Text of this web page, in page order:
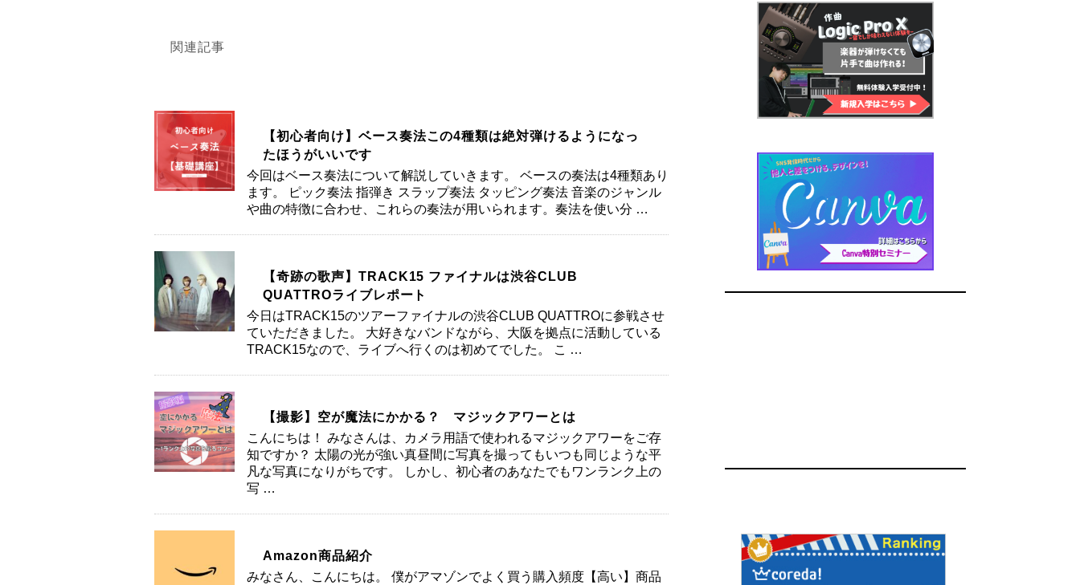
関連記事
【初心者向け】ベース奏法この4種類は絶対弾けるようになっ
たほうがいいです
今回はベース奏法について解説していきます。 ベースの奏法は4種類あり
ます。 ピック奏法 指弾き スラップ奏法 タッピング奏法 音楽のジャンル
や曲の特徴に合わせ、これらの奏法が用いられます。奏法を使い分 …
【奇跡の歌声】TRACK15 ファイナルは渋谷CLUB
QUATTROライブレポート
今日はTRACK15のツアーファイナルの渋谷CLUB QUATTROに参戦させ
ていただきました。 大好きなバンドながら、大阪を拠点に活動している
TRACK15なので、ライブへ行くのは初めてでした。 こ …
【撮影】空が魔法にかかる？ マジックアワーとは
こんにちは！ みなさんは、カメラ用語で使われるマジックアワーをご存
知ですか？ 太陽の光が強い真昼間に写真を撮ってもいつも同じような平
凡な写真になりがちです。 しかし、初心者のあなたでもワンランク上の
写 …
Amazon商品紹介
みなさん、こんにちは。 僕がアマゾンでよく買う購入頻度【高い】商品